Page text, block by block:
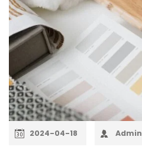
2024-04-18 Admin